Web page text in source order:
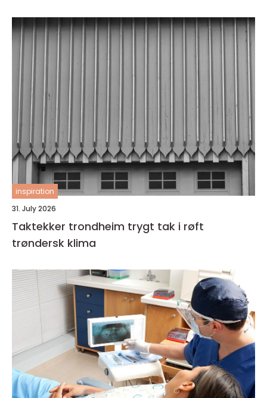
inspiration
31. July 2026
Taktekker trondheim trygt tak i røft
trøndersk klima